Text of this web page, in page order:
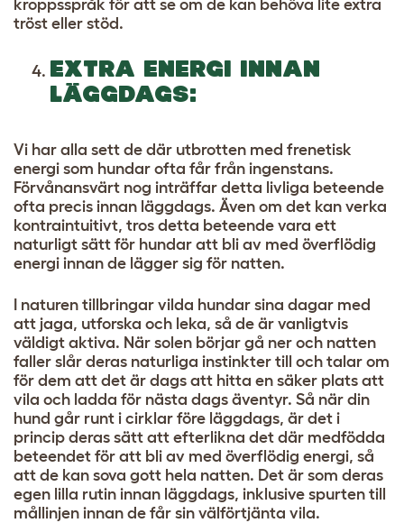
kroppsspråk för att se om de kan behöva lite extra
tröst eller stöd.
EXTRA ENERGI INNAN
LÄGGDAGS:
Vi har alla sett de där utbrotten med frenetisk
energi som hundar ofta får från ingenstans.
Förvånansvärt nog inträffar detta livliga beteende
ofta precis innan läggdags. Även om det kan verka
kontraintuitivt, tros detta beteende vara ett
naturligt sätt för hundar att bli av med överflödig
energi innan de lägger sig för natten.
I naturen tillbringar vilda hundar sina dagar med
att jaga, utforska och leka, så de är vanligtvis
väldigt aktiva. När solen börjar gå ner och natten
faller slår deras naturliga instinkter till och talar om
för dem att det är dags att hitta en säker plats att
vila och ladda för nästa dags äventyr. Så när din
hund går runt i cirklar före läggdags, är det i
princip deras sätt att efterlikna det där medfödda
beteendet för att bli av med överflödig energi, så
att de kan sova gott hela natten. Det är som deras
egen lilla rutin innan läggdags, inklusive spurten till
mållinjen innan de får sin välförtjänta vila.